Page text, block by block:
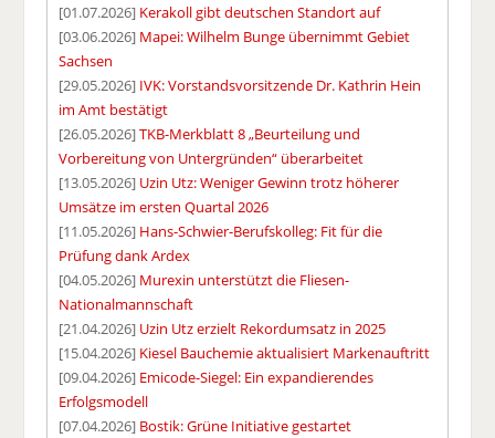
[01.07.2026] Kerakoll gibt deutschen Standort auf
[03.06.2026] Mapei: Wilhelm Bunge übernimmt Gebiet
Sachsen
[29.05.2026] IVK: Vorstandsvorsitzende Dr. Kathrin Hein
im Amt bestätigt
[26.05.2026]TKB-Merkblatt 8 „Beurteilung und
Vorbereitung von Untergründen“ überarbeitet
[13.05.2026] Uzin Utz: Weniger Gewinn trotz höherer
Umsätze im ersten Quartal 2026
[11.05.2026] Hans-Schwier-Berufskolleg: Fit für die
Prüfung dank Ardex
[04.05.2026] Murexin unterstützt die Fliesen-
Nationalmannschaft
[21.04.2026] Uzin Utz erzielt Rekordumsatz in 2025
[15.04.2026] Kiesel Bauchemie aktualisiert Markenauftritt
[09.04.2026] Emicode-Siegel: Ein expandierendes
Erfolgsmodell
[07.04.2026] Bostik: Grüne Initiative gestartet